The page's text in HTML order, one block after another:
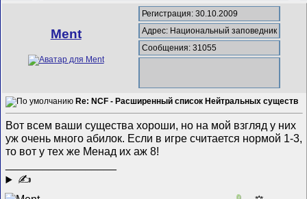
Ment
Регистрация: 30.10.2009
Адрес: Национальный заповедник
Сообщения: 31055
Re: NCF - Расширенный список Нейтральных существ
Вот всем ваши существа хороши, но на мой взгляд у них
уж очень много абилок. Если в игре считается нормой 1-3,
то вот у тех же Менад их аж 8!
✍
0